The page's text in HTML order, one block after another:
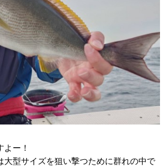
ー！
大型サイズを狙い撃つために群れの中で